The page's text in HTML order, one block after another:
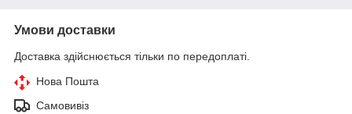
Умови доставки
Доставка здійснюється тільки по передоплаті.
Нова Пошта
Самовивіз